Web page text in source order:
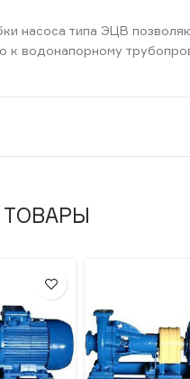
насоса типа ЭЦВ
к водонапорному